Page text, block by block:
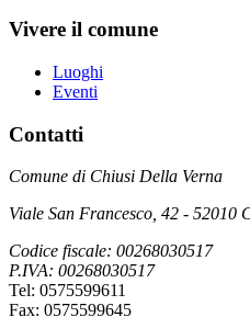
Vivere il comune
Luoghi
Eventi
Contatti
Comune di Chiusi Della Verna
Viale San Francesco, 42 - 52010
Codice fiscale: 00268030517
P.IVA: 00268030517
Tel: 0575599611
Fax: 0575599645